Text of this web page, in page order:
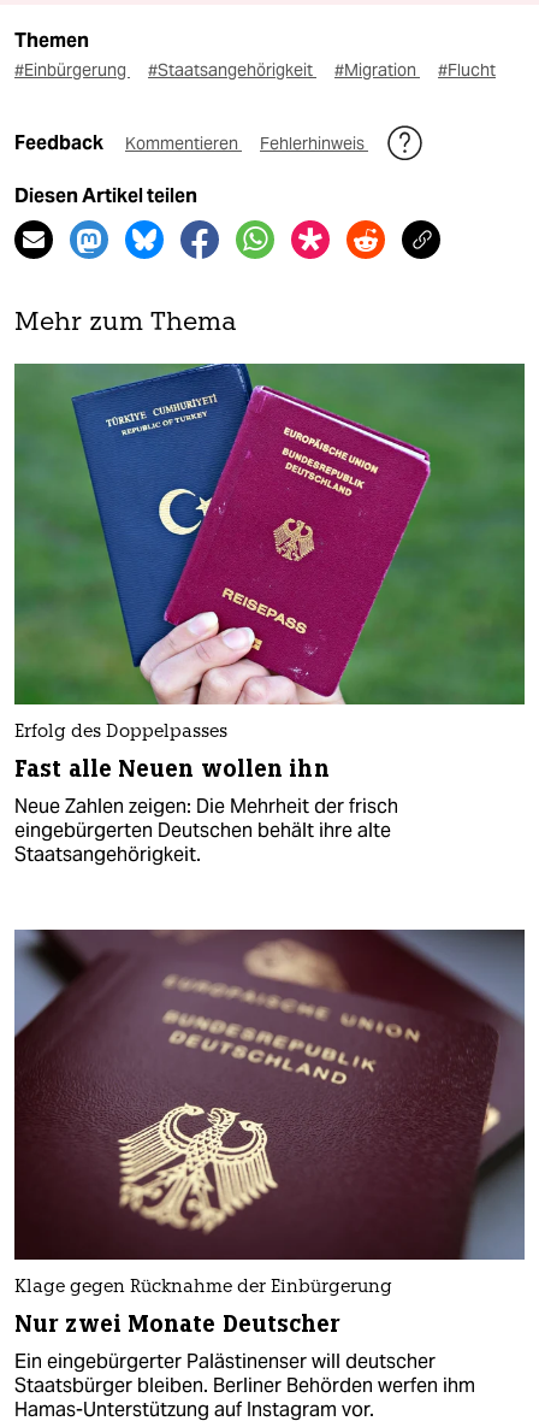
Themen
#Einbürgerung #Staatsangehörigkeit #Migration #Flucht
Feedback Kommentieren Fehlerhinweis
Diesen Artikel teilen
Mehr zum Thema
Erfolg des Doppelpasses
Fast alle Neuen wollen ihn
Neue Zahlen zeigen: Die Mehrheit der frisch
eingebürgerten Deutschen behält ihre alte
Staatsangehörigkeit.
Klage gegen Rücknahme der Einbürgerung
Nur zwei Monate Deutscher
Ein eingebürgerter Palästinenser will deutscher
Staatsbürger bleiben. Berliner Behörden werfen ihm
Hamas-Unterstützung auf Instagram vor.